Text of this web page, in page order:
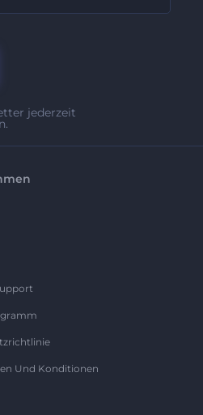
jederzeit
Und Konditionen